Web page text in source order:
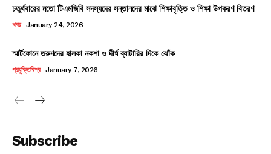
চতুর্থবারের মতো টিএমজিবি সদস্যদের সন্তানদের মাঝে শিক্ষাবৃত্তি ও শিক্ষা উপকরণ বিতরণ
খবর January 24, 2026
স্মার্টফোনে তরুণদের হালকা নকশা ও দীর্ঘ ব্যাটারির দিকে ঝোঁক
প্রযুক্তিবিশ্ব January 7, 2026
Subscribe